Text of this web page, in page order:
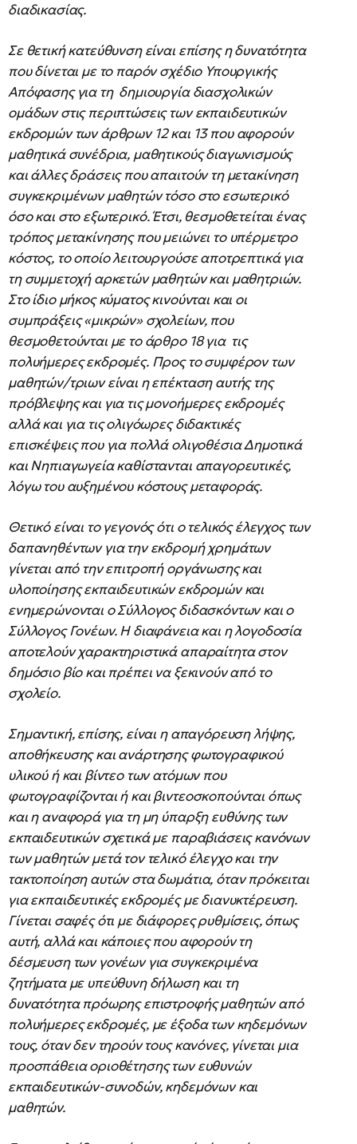
διαδικασίας.
Σε θετική κατεύθυνση είναι επίσης η δυνατότητα
που δίνεται με το παρόν σχέδιο Υπουργικής
Απόφασης για τη δημιουργία διασχολικών
ομάδων στις περιπτώσεις των εκπαιδευτικών
εκδρομών των άρθρων 12 και 13 που αφορούν
μαθητικά συνέδρια, μαθητικούς διαγωνισμούς
και άλλες δράσεις που απαιτούν τη μετακίνηση
συγκεκριμένων μαθητών τόσο στο εσωτερικό
όσο και στο εξωτερικό. Έτσι, θεσμοθετείται ένας
τρόπος μετακίνησης που μειώνει το υπέρμετρο
κόστος, το οποίο λειτουργούσε αποτρεπτικά για
τη συμμετοχή αρκετών μαθητών και μαθητριών.
Στο ίδιο μήκος κύματος κινούνται και οι
συμπράξεις «μικρών» σχολείων, που
θεσμοθετούνται με το άρθρο 18 για τις
πολυήμερες εκδρομές. Προς το συμφέρον των
μαθητών/τριων είναι η επέκταση αυτής της
πρόβλεψης και για τις μονοήμερες εκδρομές
αλλά και για τις ολιγόωρες διδακτικές
επισκέψεις που για πολλά ολιγοθέσια Δημοτικά
και Νηπιαγωγεία καθίστανται απαγορευτικές,
λόγω του αυξημένου κόστους μεταφοράς.
Θετικό είναι το γεγονός ότι ο τελικός έλεγχος των
δαπανηθέντων για την εκδρομή χρημάτων
γίνεται από την επιτροπή οργάνωσης και
υλοποίησης εκπαιδευτικών εκδρομών και
ενημερώνονται ο Σύλλογος διδασκόντων και ο
Σύλλογος Γονέων. Η διαφάνεια και η λογοδοσία
αποτελούν χαρακτηριστικά απαραίτητα στον
δημόσιο βίο και πρέπει να ξεκινούν από το
σχολείο.
Σημαντική, επίσης, είναι η απαγόρευση λήψης,
αποθήκευσης και ανάρτησης φωτογραφικού
υλικού ή και βίντεο των ατόμων που
φωτογραφίζονται ή και βιντεοσκοπούνται όπως
και η αναφορά για τη μη ύπαρξη ευθύνης των
εκπαιδευτικών σχετικά με παραβιάσεις κανόνων
των μαθητών μετά τον τελικό έλεγχο και την
τακτοποίηση αυτών στα δωμάτια, όταν πρόκειται
για εκπαιδευτικές εκδρομές με διανυκτέρευση.
Γίνεται σαφές ότι με διάφορες ρυθμίσεις, όπως
αυτή, αλλά και κάποιες που αφορούν τη
δέσμευση των γονέων για συγκεκριμένα
ζητήματα με υπεύθυνη δήλωση και τη
δυνατότητα πρόωρης επιστροφής μαθητών από
πολυήμερες εκδρομές, με έξοδα των κηδεμόνων
τους, όταν δεν τηρούν τους κανόνες, γίνεται μια
προσπάθεια οριοθέτησης των ευθυνών
εκπαιδευτικών-συνοδών, κηδεμόνων και
μαθητών.